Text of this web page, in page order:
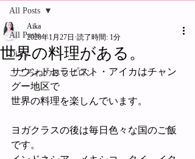
All Posts
Diary
こころねのみちサロン
All Posts
世界の料理がある。
Aika
2020年1月27日 読了時間: 1分
サウンドセラピスト・アイカはチャン
グー地区で
世界の料理を楽しんでいます。
ヨガクラスの後は毎日色々な国のご飯
です。